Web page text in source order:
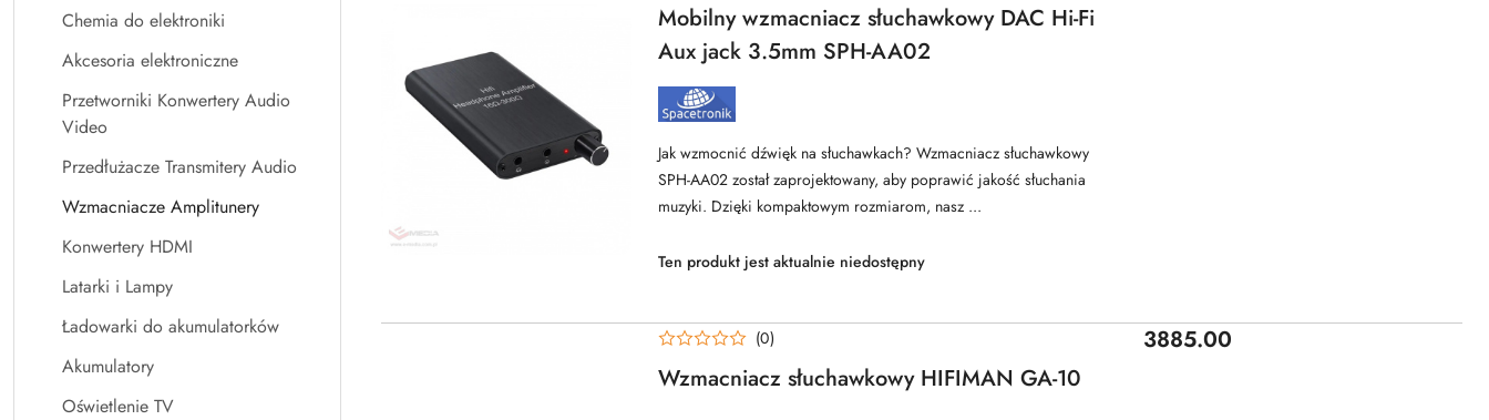
Chemia do elektroniki
Akcesoria elektroniczne
Przetworniki Konwertery Audio
Video
Przedłużacze Transmitery Audio
Wzmacniacze Amplitunery
Konwertery HDMI
Latarki i Lampy
Ładowarki do akumulatorków
Akumulatory
Oświetlenie TV
Mobilny wzmacniacz słuchawkowy DAC Hi-Fi
Aux jack 3.5mm SPH-AA02
NAZWA
PRODUCENTA:
SPACETRONIK
Jak wzmocnić dźwięk na słuchawkach? Wzmacniacz słuchawkowy
SPH-AA02 został zaprojektowany, aby poprawić jakość słuchania
muzyki. Dzięki kompaktowym rozmiarom, nasz ...
Ten produkt jest aktualnie niedostępny
Wzmacniacz słuchawkowy HIFIMAN GA-10
(0) Cena:
3885.00